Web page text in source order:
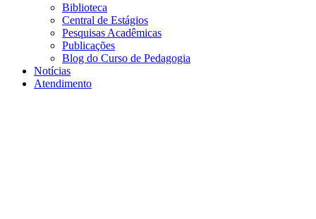
Biblioteca
Central de Estágios
Pesquisas Acadêmicas
Publicações
Blog do Curso de Pedagogia
Notícias
Atendimento